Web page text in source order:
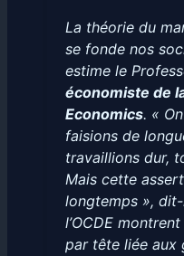
La théorie du
se fonde nos
estime le
économiste de
Economics. «
faisions de
travaillions dur,
Mais cette
longtemps »,
l’OCDE
par tête liée aux